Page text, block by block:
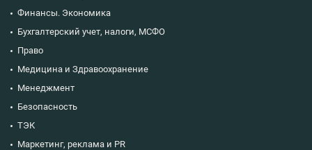
Финансы. Экономика
Бухгалтерский учет, налоги, МСФО
Право
Медицина и Здравоохранение
Менеджмент
Безопасность
ТЭК
Маркетинг, реклама и PR